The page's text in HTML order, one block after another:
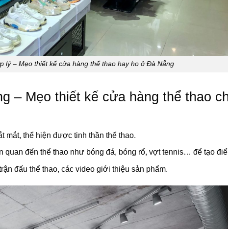
lý – Mẹo thiết kế cửa hàng thể thao hay ho ở Đà Nẵng
– Mẹo thiết kế cửa hàng thể thao
mắt, thể hiện được tinh thần thể thao.
quan đến thể thao như bóng đá, bóng rổ, vợt tennis… để tạo
đấu thể thao, các video giới thiệu sản phẩm.